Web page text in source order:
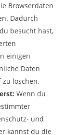
Browserdaten
Dadurch
besucht hast,
einigen
Daten
zu löschen.
Wenn du
und
kannst du die